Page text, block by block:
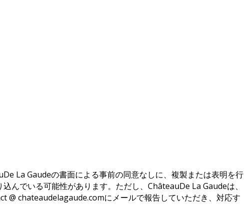
La Gaudeの書面による事前の同意なしに、複製または表明を行
んでいる可能性があります。ただし、ChâteauDe La Gaudeは、
@ chateaudelagaude.comにメールで報告していただき、対応す